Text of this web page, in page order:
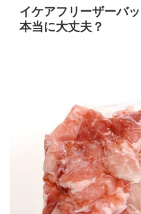
イケアフリーザーバ
本当に大丈夫？